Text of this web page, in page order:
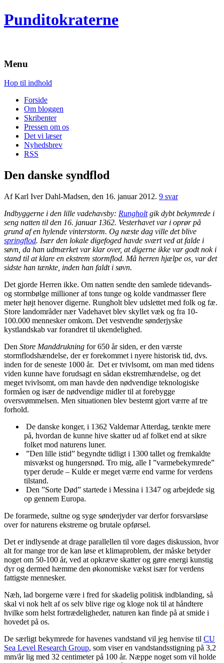
Punditokraterne
Menu
Hop til indhold
Forside
Om bloggen
Skribenter
Pressen om os
Det vi læser
Nyhedsbrev
RSS
Den danske syndflod
Af Karl Iver Dahl-Madsen, den 16. januar 2012. 9 svar
Indbyggerne i den lille vadehavsby: Rungholtgik dybt bekymrede i
seng natten til den 16. januar 1362. Vesterhavet var i oprør på
grund af en hylende vinterstorm. Og næste dag ville det blive
springflod. Især den lokale digefoged havde svært ved at falde i
søvn, da han udmærket var klar over, at digerne ikke var godt nok i
stand til at klare en ekstrem stormflod. Må herren hjælpe os, var det
sidste han tænkte, inden han faldt i søvn.
Det gjorde Herren ikke. Om natten sendte den samlede tidevands-
og stormbølge millioner af tons tunge og kolde vandmasser flere
meter højt henover digerne. Rungholt blev udslettet med folk og fæ.
Store landområder nær Vadehavet blev skyllet væk og fra 10-
100.000 mennesker omkom. Det vestvendte sønderjyske
kystlandskab var forandret til ukendelighed.
Den Store Manddrukning for 650 år siden, er den værste
stormflodshændelse, der er forekommet i nyere historisk tid, dvs.
inden for de seneste 1000 år. Det er tvivlsomt, om man med tidens
viden kunne have forudsagt en sådan ekstremhændelse, og det
meget tvivlsomt, om man havde den nødvendige teknologiske
formåen og især de nødvendige midler til at forebygge
oversvømmelsen. Men situationen blev bestemt gjort værre af tre
forhold.
De danske konger, i 1362 Valdemar Atterdag, tænkte mere
på, hvordan de kunne hive skatter ud af folket end at sikre
folket mod naturens luner.
”Den lille istid” begyndte tidligt i 1300 tallet og fremkaldte
misvækst og hungersnød. Tro mig, alle I ”varmebekymrede”
typer derude – Kulde er meget værre end varme for verdens
tilstand.
Den ”Sorte Død” startede i Messina i 1347 og arbejdede sig
op gennem Europa.
De forarmede, sultne og syge sønderjyder var derfor forsvarsløse
over for naturens ekstreme og brutale opførsel.
Det er indlysende at drage parallellen til vore dages diskussion, hvor
alt for mange tror de kan løse et klimaproblem, der måske betyder
noget om 50-100 år, ved at opkræve skatter og gøre energi kunstig
dyr og dermed hæmme den økonomiske vækst især for verdens
fattigste mennesker.
Næh, lad borgerne være i fred for skadelig politisk indblanding, så
skal vi nok helt af os selv blive rige og kloge nok til at håndtere
hvilke som helst fortrædeligheder, naturen kan finde på at smide i
hovedet på os.
De særligt bekymrede for havenes vandstand vil jeg henvise til CU
Sea Level Research Group, som viser en vandstandsstigning på 3,2
mm/år lig med 32 centimeter på 100 år. Næppe noget som vil holde